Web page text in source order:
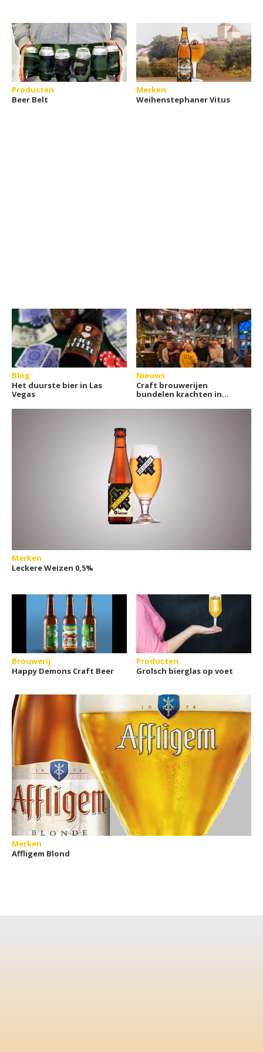
Producten
Beer Belt
Merken
Weihenstephaner Vitus
Blog
Het duurste bier in Las
Vegas
Nieuws
Craft brouwerijen
bundelen krachten in
Merken
Leckere Weizen 0,5%
Brouwerij
Happy Demons Craft Beer
Producten
Grolsch bierglas op voet
Merken
Affligem Blond